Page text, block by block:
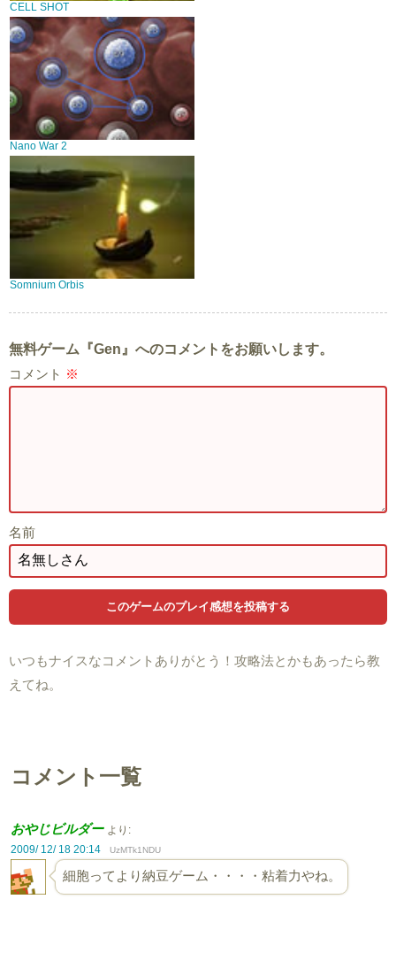
CELL SHOT
Nano War 2
Somnium Orbis
無料ゲーム『Gen』へのコメントをお願いします。
コメント ※
名前
いつもナイスなコメントありがとう！攻略法とかもあったら教
えてね。
コメント一覧
おやじビルダー より:
2009/ 12/ 18 20:14
UzMTk1NDU
細胞ってより納豆ゲーム・・・・粘着力やね。